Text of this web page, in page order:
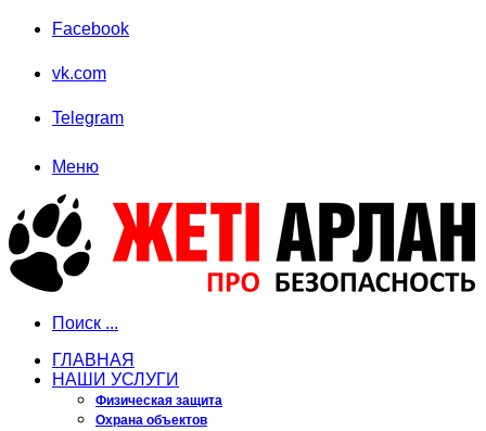
Facebook
vk.com
Telegram
Меню
Поиск ...
ГЛАВНАЯ
НАШИ УСЛУГИ
Физическая защита
Охрана объектов